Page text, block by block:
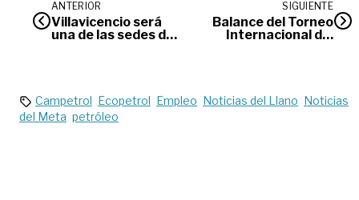
ANTERIOR
Villavicencio será
una de las sedes del
SIGUIENTE
Balance del Torneo
Internacional del
Campetrol Ecopetrol Empleo Noticias del Llano Noticias
del Meta petróleo